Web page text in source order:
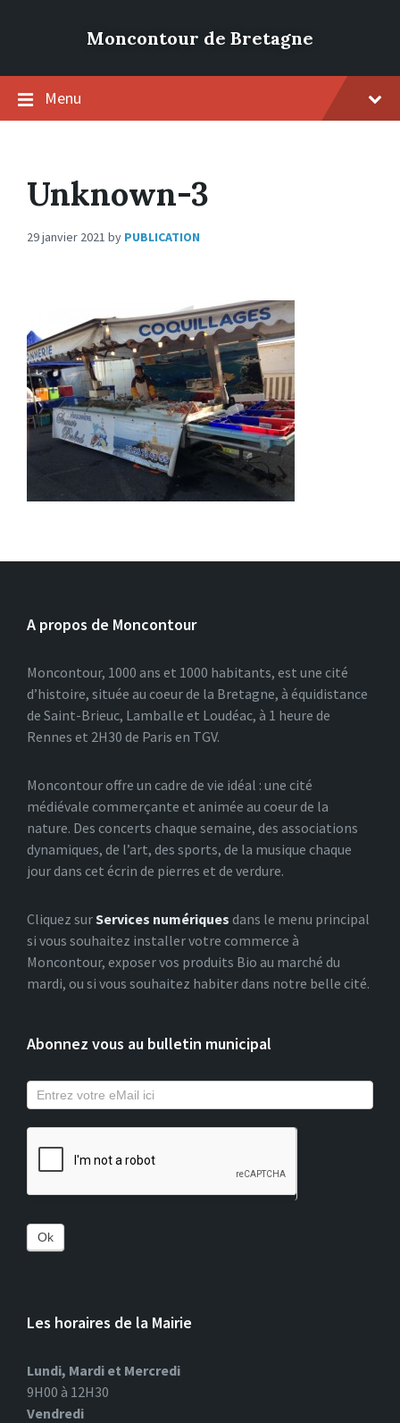
Moncontour de Bretagne
Menu
Unknown-3
29 janvier 2021 by PUBLICATION
A propos de Moncontour
Moncontour, 1000 ans et 1000 habitants, est une cité
d’histoire, située au coeur de la Bretagne, à équidistance
de Saint-Brieuc, Lamballe et Loudéac, à 1 heure de
Rennes et 2H30 de Paris en TGV.
Moncontour offre un cadre de vie idéal : une cité
médiévale commerçante et animée au coeur de la
nature. Des concerts chaque semaine, des associations
dynamiques, de l’art, des sports, de la musique chaque
jour dans cet écrin de pierres et de verdure.
Cliquez surServices numériques dans le menu principal
si vous souhaitez installer votre commerce à
Moncontour, exposer vos produits Bio au marché du
mardi, ou si vous souhaitez habiter dans notre belle cité.
Abonnez vous au bulletin municipal
Ok
Les horaires de la Mairie
Lundi, Mardi et Mercredi
9H00 à 12H30
Vendredi